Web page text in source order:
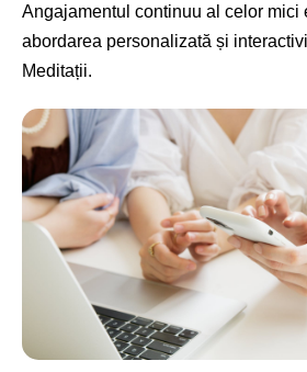
Angajamentul continuu al celor mici
abordarea personalizată și
Meditații.